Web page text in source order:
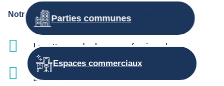
Notre équipe de professionnels réalise :
Le nettoyage des locaux professionnels
L'entretien des parties communes et services
associés
Parties communes
Espaces commerciaux